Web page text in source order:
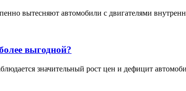
вытесняют автомобили с двигателями
выгодной?
значительный рост цен и дефицит